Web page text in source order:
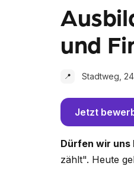
und
📍 Stadtweg,
Jetzt
Dürfen wir
zählt". Heute